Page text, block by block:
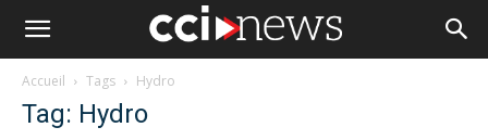
Accueil Tags Hydro
Tag: Hydro